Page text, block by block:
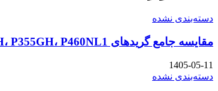
دسته‌بندی نشده
مقایسه جامع گریدهای P235GH، P355GH، P460NL1 و دیگر ورق‌های سری P در استاندارد DIN و EN
1405-05-11
دسته‌بندی نشده